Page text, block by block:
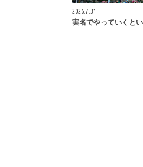
2026.7.31
実名でやっていくと